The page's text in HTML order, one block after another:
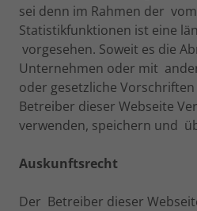
sei denn im Rahmen der
Statistikfunktionen ist eine
vorgesehen. Soweit es die
Unternehmen oder mit
oder gesetzliche
Betreiber dieser Webseite
verwenden, speichern und
Auskunftsrecht
Der Betreiber dieser